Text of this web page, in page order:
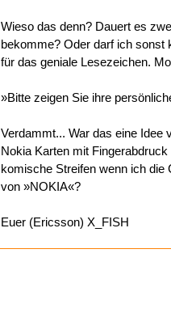
Wieso das denn? Dauert es
bekomme? Oder darf ich sonst
für das geniale Lesezeichen.
»Bitte zeigen Sie ihre
Verdammt... War das eine Idee
Nokia Karten mit
komische Streifen wenn ich die
von »NOKIA«?
Euer (Ericsson) X_FISH